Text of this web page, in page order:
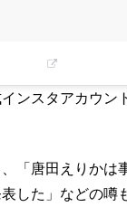
ンスタアカウン
「唐田えりかは
した」などの噂